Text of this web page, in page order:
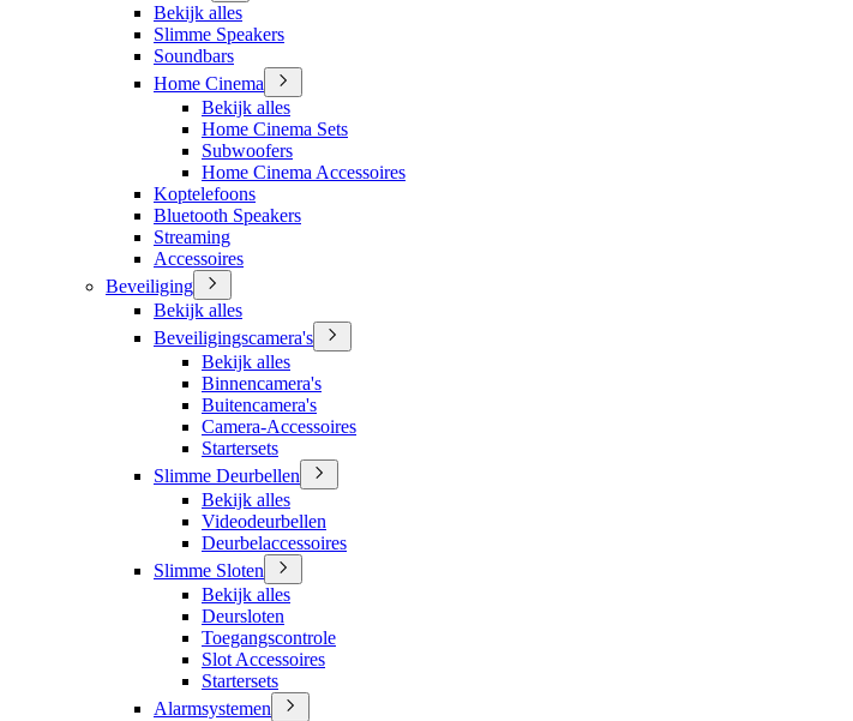
Bekijk alles
Slimme Speakers
Soundbars
Home Cinema
Bekijk alles
Home Cinema Sets
Subwoofers
Home Cinema Accessoires
Koptelefoons
Bluetooth Speakers
Streaming
Accessoires
Beveiliging
Bekijk alles
Beveiligingscamera's
Bekijk alles
Binnencamera's
Buitencamera's
Camera-Accessoires
Startersets
Slimme Deurbellen
Bekijk alles
Videodeurbellen
Deurbelaccessoires
Slimme Sloten
Bekijk alles
Deursloten
Toegangscontrole
Slot Accessoires
Startersets
Alarmsystemen